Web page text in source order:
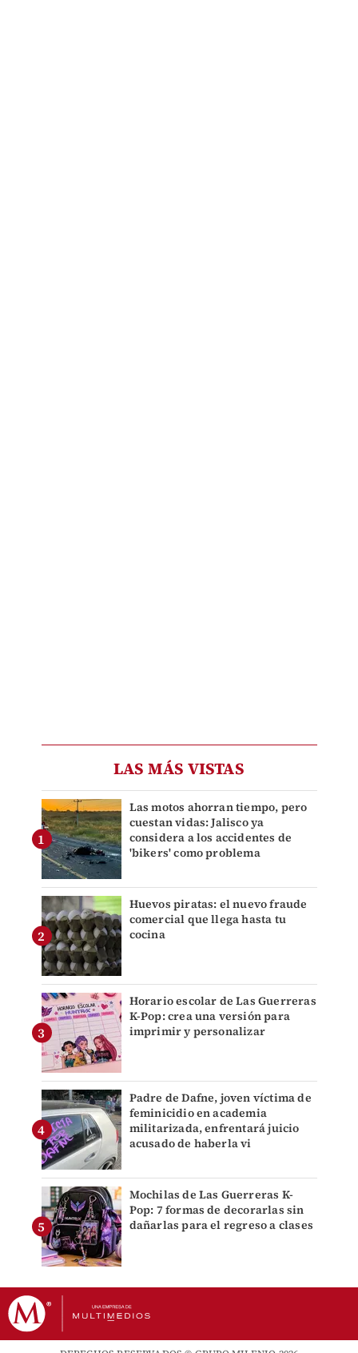
LAS MÁS VISTAS
Las motos ahorran tiempo, pero
cuestan vidas: Jalisco ya
considera a los accidentes de
'bikers' como problema
Huevos piratas: el nuevo fraude
comercial que llega hasta tu
cocina
Horario escolar de Las Guerreras
K-Pop: crea una versión para
imprimir y personalizar
Padre de Dafne, joven víctima de
feminicidio en academia
militarizada, enfrentará juicio
acusado de haberla vi
Mochilas de Las Guerreras K-
Pop: 7 formas de decorarlas sin
dañarlas para el regreso a clases